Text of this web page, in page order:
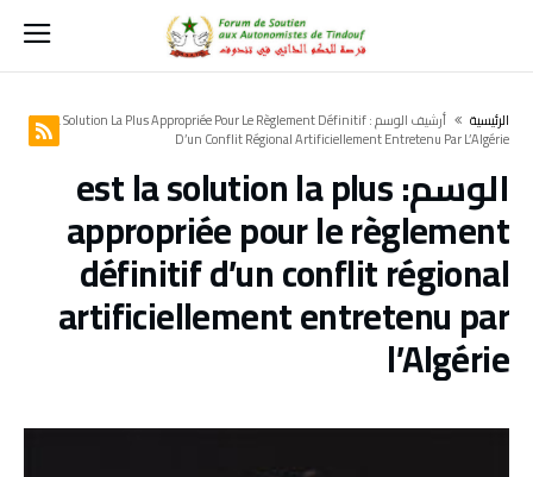
‫الرئيسية‬
‫أرشيف الوسم :‬ Est La Solution La Plus Appropriée Pour Le Règlement Définitif
D’un Conflit Régional Artificiellement Entretenu Par L’Algérie
الوسم:est la solution la plus
appropriée pour le règlement
définitif d’un conflit régional
artificiellement entretenu par
l’Algérie